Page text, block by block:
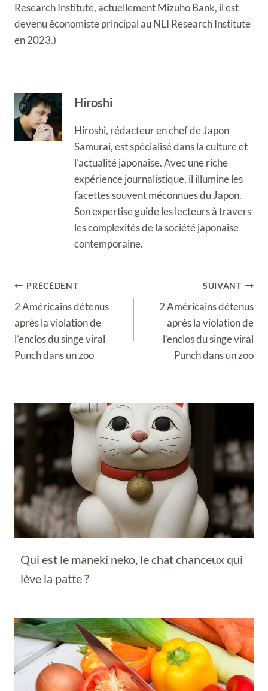
Research Institute, actuellement Mizuho Bank, il est
devenu économiste principal au NLI Research Institute
en 2023.)
Hiroshi
Hiroshi, rédacteur en chef de Japon
Samurai, est spécialisé dans la culture et
l'actualité japonaise. Avec une riche
expérience journalistique, il illumine les
facettes souvent méconnues du Japon.
Son expertise guide les lecteurs à travers
les complexités de la société japonaise
contemporaine.
Navigation
de
l’article
PRÉCÉDENT
2 Américains détenus
après la violation de
l’enclos du singe viral
Punch dans un zoo
SUIVANT
2 Américains détenus
après la violation de
l’enclos du singe viral
Punch dans un zoo
Qui est le maneki neko, le chat chanceux qui
lève la patte ?